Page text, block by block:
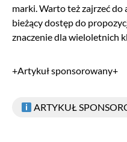
marki. Warto też zajrzeć
bieżący dostęp do
znaczenie dla wieloletnich
+Artykuł sponsorowany+
ARTYKUŁ